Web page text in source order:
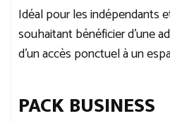
Idéal pour les indépendants
souhaitant bénéficier d’une
d’un accès ponctuel à un
PACK BUSINESS